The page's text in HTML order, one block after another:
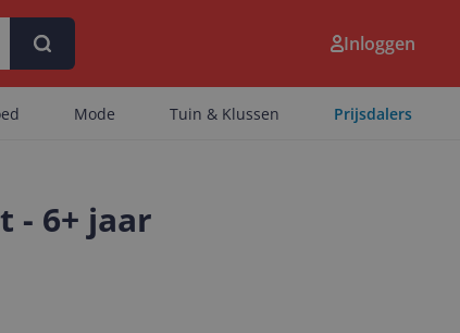
Inloggen
Mode Tuin & Klussen Prijsdalers
- 6+ jaar